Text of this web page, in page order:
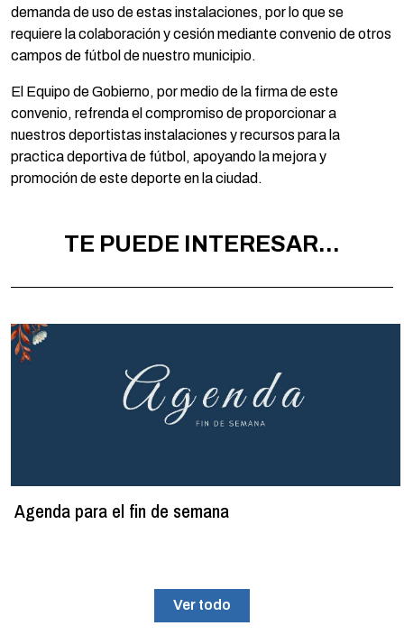
demanda de uso de estas instalaciones, por lo que se
requiere la colaboración y cesión mediante convenio de otros
campos de fútbol de nuestro municipio.
El Equipo de Gobierno, por medio de la firma de este
convenio, refrenda el compromiso de proporcionar a
nuestros deportistas instalaciones y recursos para la
practica deportiva de fútbol, apoyando la mejora y
promoción de este deporte en la ciudad.
TE PUEDE INTERESAR...
Agenda para el fin de semana
Ver todo